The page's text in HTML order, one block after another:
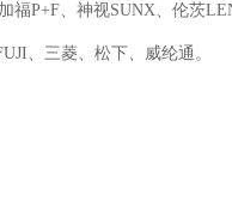
福P+F、神视SUNX、伦茨
、三菱、松下、威纶通。